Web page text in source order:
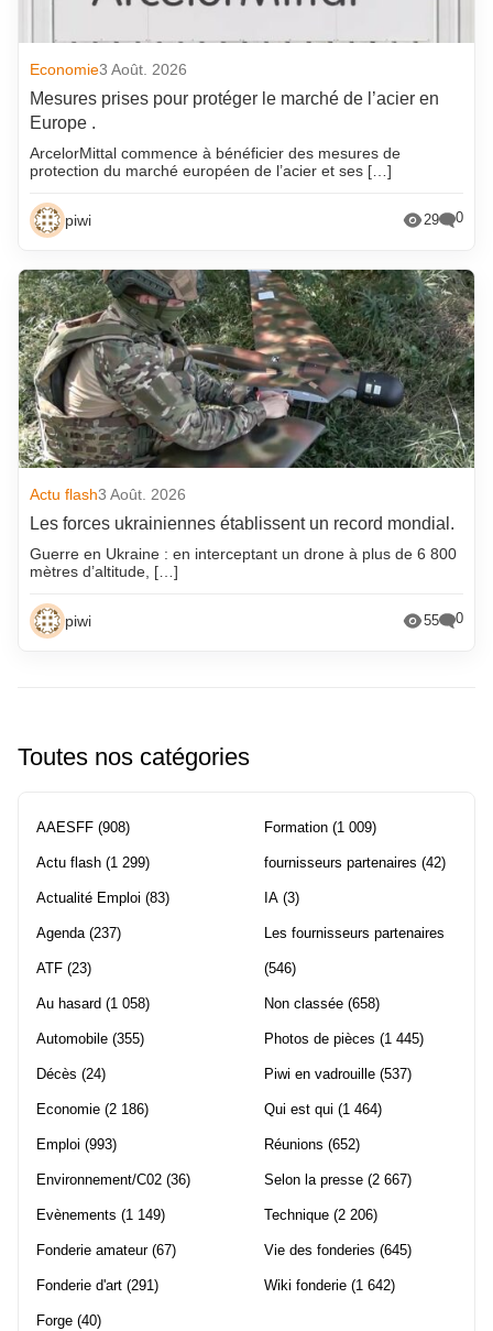
Economie3 Août. 2026
Mesures prises pour protéger le marché de l’acier en
Europe .
ArcelorMittal commence à bénéficier des mesures de
protection du marché européen de l’acier et ses […]
piwi 29 0
Actu flash3 Août. 2026
Les forces ukrainiennes établissent un record mondial.
Guerre en Ukraine : en interceptant un drone à plus de 6 800
mètres d’altitude, […]
piwi 55 0
Toutes nos catégories
AAESFF (908)
Actu flash (1 299)
Actualité Emploi (83)
Agenda (237)
ATF (23)
Au hasard (1 058)
Automobile (355)
Décès (24)
Economie (2 186)
Emploi (993)
Environnement/C02 (36)
Evènements (1 149)
Fonderie amateur(67)
Fonderie d'art (291)
Forge (40)
Formation (1 009)
fournisseurs partenaires (42)
IA (3)
Les fournisseurs partenaires
(546)
Non classée (658)
Photos de pièces (1 445)
Piwi en vadrouille (537)
Qui est qui (1 464)
Réunions (652)
Selon la presse (2 667)
Technique (2 206)
Vie des fonderies (645)
Wiki fonderie (1 642)